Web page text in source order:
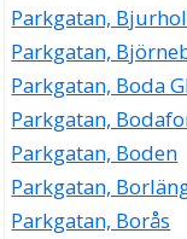
Parkgatan,
Parkgatan,
Parkgatan, Boda
Parkgatan,
Parkgatan, Boden
Parkgatan,
Parkgatan, Borås